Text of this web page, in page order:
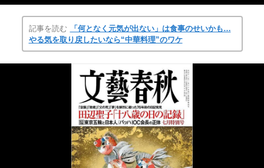
記事を読む
「何となく元気が出ない」は食事のせいかも…
やる気を取り戻したいなら“中華料理”のワケ